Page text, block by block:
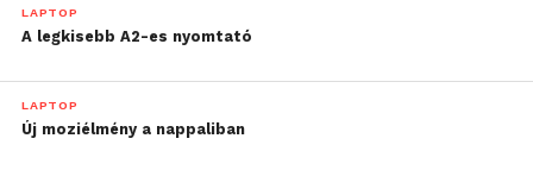
LAPTOP
A legkisebb A2-es nyomtató
LAPTOP
Új moziélmény a nappaliban